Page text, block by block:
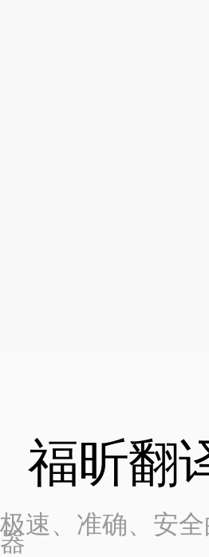
福昕翻
极速、准确、安
器